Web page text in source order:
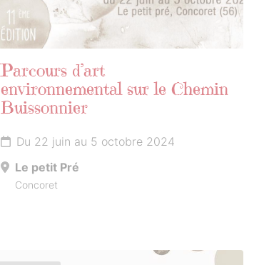
Parcours d’art
environnemental sur le Chemin
Buissonnier
Du 22 juin au 5 octobre 2024
Le petit Pré
Concoret